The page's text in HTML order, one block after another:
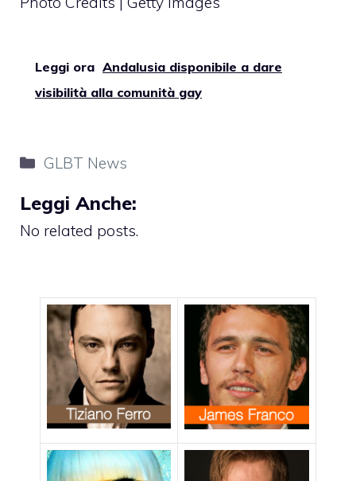
Leggi ora Andalusia disponibile a dare
visibilità alla comunità gay
Categorie
GLBT News
Leggi Anche:
No related posts.